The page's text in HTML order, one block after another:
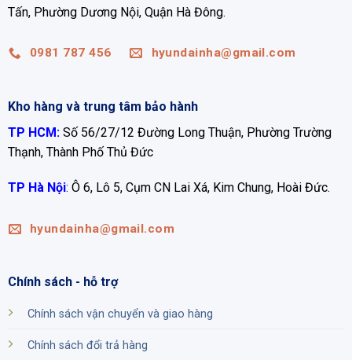
Tấn, Phường Dương Nội, Quận Hà Đông.
0981 787 456 hyundainha@gmail.com
Kho hàng và trung tâm bảo hành
TP HCM: Số 56/27/12 Đường Long Thuận, Phường Trường
Thạnh, Thành Phố Thủ Đức
TP Hà Nội: Ô 6, Lô 5, Cụm CN Lai Xá, Kim Chung, Hoài Đức.
hyundainha@gmail.com
Chính sách - hỗ trợ
Chính sách vận chuyển và giao hàng
Chính sách đổi trả hàng